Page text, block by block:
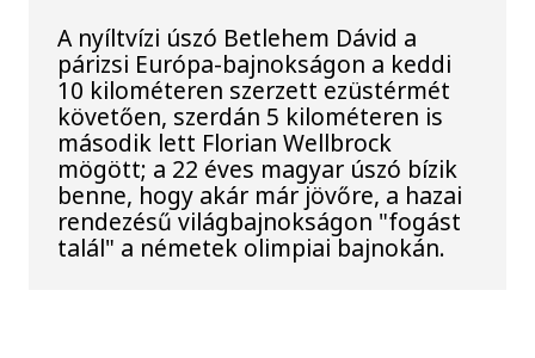
A nyíltvízi úszó Betlehem Dávid a
párizsi Európa-bajnokságon a keddi
10 kilométeren szerzett ezüstérmét
követően, szerdán 5 kilométeren is
második lett Florian Wellbrock
mögött; a 22 éves magyar úszó bízik
benne, hogy akár már jövőre, a hazai
rendezésű világbajnokságon "fogást
talál" a németek olimpiai bajnokán.